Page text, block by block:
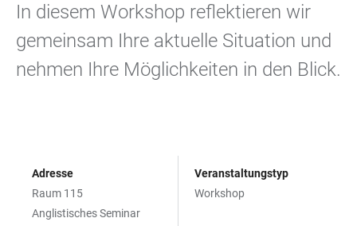
In diesem Workshop reflektieren wir
gemeinsam Ihre aktuelle Situation und
nehmen Ihre Möglichkeiten in den Blick.
Adresse
Raum 115
Anglistisches Seminar
Veranstaltungstyp
Workshop